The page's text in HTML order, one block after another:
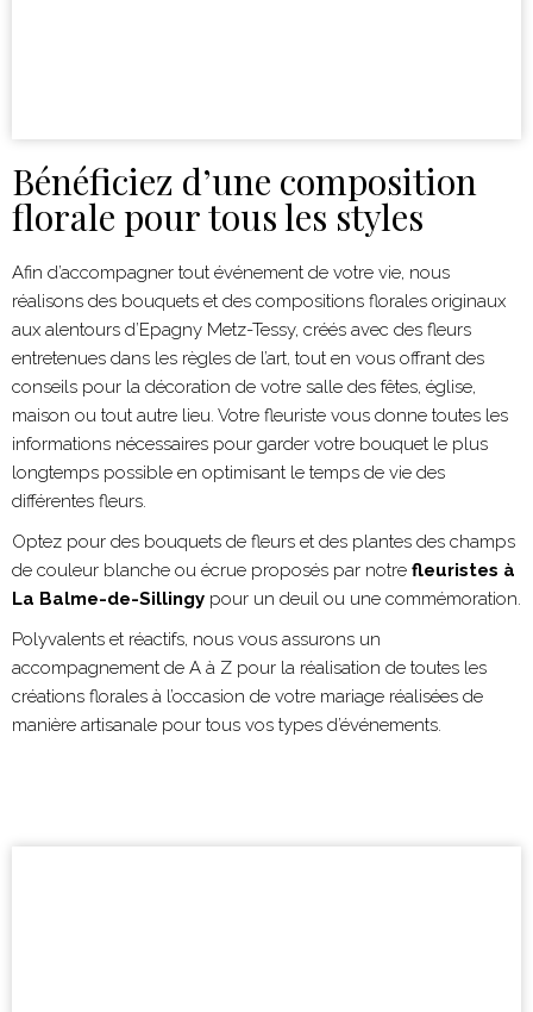
Bénéficiez d’une composition
florale pour tous les styles
Afin d’accompagner tout événement de votre vie, nous
réalisons des bouquets et des compositions florales originaux
aux alentours d’Epagny Metz-Tessy, créés avec des fleurs
entretenues dans les règles de l’art, tout en vous offrant des
conseils pour la décoration de votre salle des fêtes, église,
maison ou tout autre lieu. Votre fleuriste vous donne toutes les
informations nécessaires pour garder votre bouquet le plus
longtemps possible en optimisant le temps de vie des
différentes fleurs.
Optez pour des bouquets de fleurs et des plantes des champs
de couleur blanche ou écrue proposés par notre fleuristes à
La Balme-de-Sillingy pour un deuil ou une commémoration.
Polyvalents et réactifs, nous vous assurons un
accompagnement de A à Z pour la réalisation de toutes les
créations florales à l’occasion de votre mariage réalisées de
manière artisanale pour tous vos types d’événements.